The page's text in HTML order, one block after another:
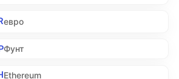
евро
Фунт
Ethereum